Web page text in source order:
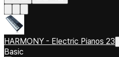
HARMONY - Electric Pianos 23
Basic